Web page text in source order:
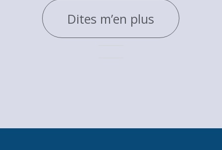
Dites m’en plus